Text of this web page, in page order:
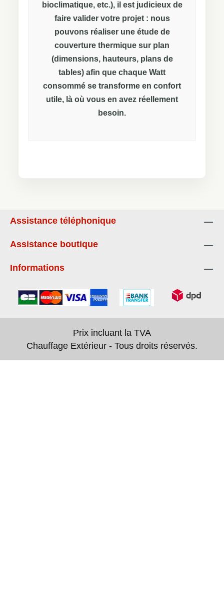
bioclimatique, etc.), il est judicieux de
faire valider votre projet : nous
pouvons réaliser une étude de
couverture thermique sur plan
(dimensions, hauteurs, plans de
tables) afin que chaque Watt
consommé se transforme en confort
utile, là où vous en avez réellement
besoin.
Assistance téléphonique
Assistance boutique
Informations
Prix incluant la TVA
Chauffage Extérieur - Tous droits réservés.